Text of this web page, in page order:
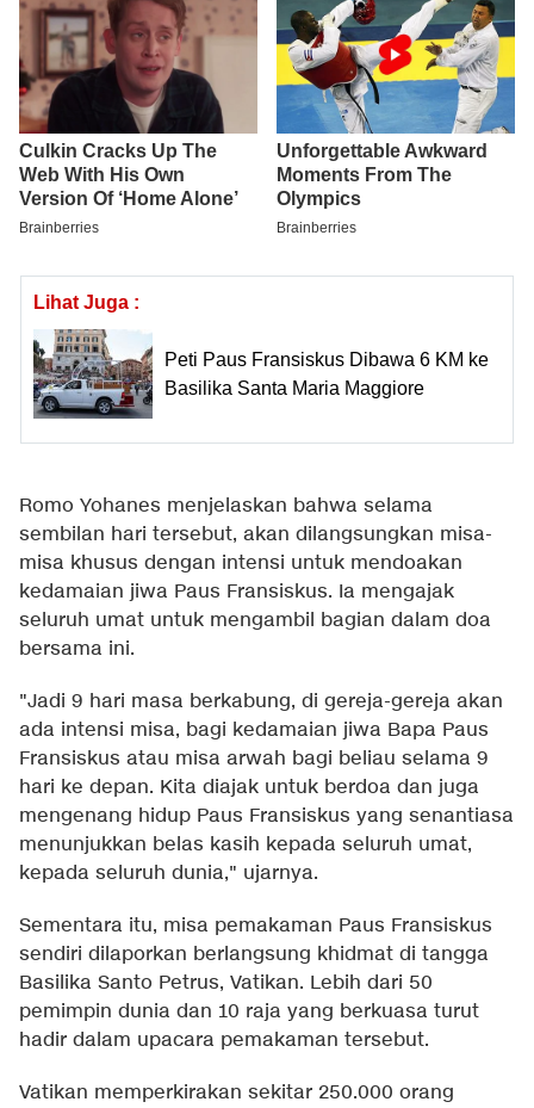
Lihat Juga :
Peti Paus Fransiskus Dibawa 6 KM ke
Basilika Santa Maria Maggiore
Romo Yohanes menjelaskan bahwa selama
sembilan hari tersebut, akan dilangsungkan misa-
misa khusus dengan intensi untuk mendoakan
kedamaian jiwa Paus Fransiskus. Ia mengajak
seluruh umat untuk mengambil bagian dalam doa
bersama ini.
"Jadi 9 hari masa berkabung, di gereja-gereja akan
ada intensi misa, bagi kedamaian jiwa Bapa Paus
Fransiskus atau misa arwah bagi beliau selama 9
hari ke depan. Kita diajak untuk berdoa dan juga
mengenang hidup Paus Fransiskus yang senantiasa
menunjukkan belas kasih kepada seluruh umat,
kepada seluruh dunia," ujarnya.
Sementara itu, misa pemakaman Paus Fransiskus
sendiri dilaporkan berlangsung khidmat di tangga
Basilika Santo Petrus, Vatikan. Lebih dari 50
pemimpin dunia dan 10 raja yang berkuasa turut
hadir dalam upacara pemakaman tersebut.
Vatikan memperkirakan sekitar 250.000 orang